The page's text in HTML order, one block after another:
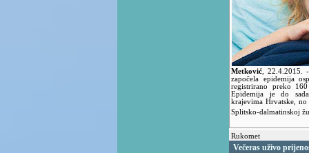
Metković 22.4.2015.
započela epidemija
registrirano preko
Epidemija je do
krajevima Hrvatske,
Splitsko-dalmatinskoj
Rukomet
Večeras uživo